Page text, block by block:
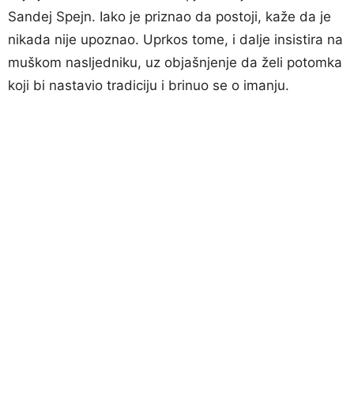
Sandej Spejn. Iako je priznao da postoji, kaže da je
nikada nije upoznao. Uprkos tome, i dalje insistira na
muškom nasljedniku, uz objašnjenje da želi potomka
koji bi nastavio tradiciju i brinuo se o imanju.